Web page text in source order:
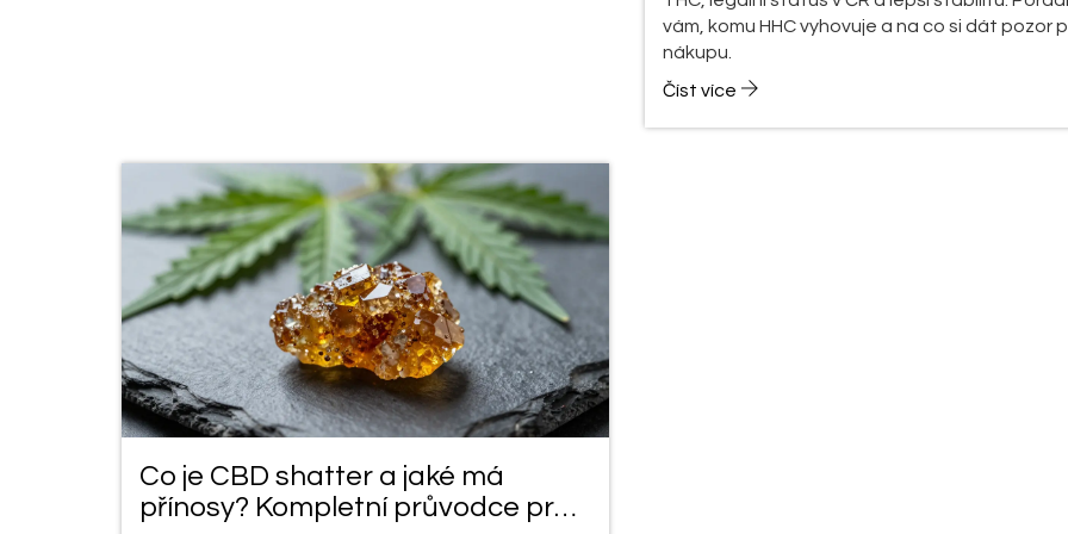
vám, komu HHC vyhovuje a na co si dát pozor
nákupu.
Číst více
Co je CBD shatter a jaké má
přínosy? Kompletní průvodce pro